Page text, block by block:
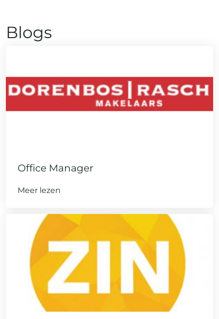
Blogs
Office Manager
Meer lezen